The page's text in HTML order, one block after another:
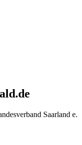
Saarland e.